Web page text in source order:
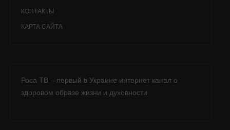
КОНТАКТЫ
КАРТА САЙТА
Роса ТВ – первый в Украине интернет канал о
здоровом образе жизни и духовности